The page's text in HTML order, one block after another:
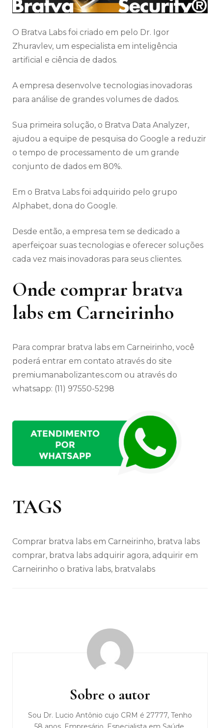
O Bratva Labs foi criado em pelo Dr. Igor
Zhuravlev, um especialista em inteligência
artificial e ciência de dados.
A empresa desenvolve tecnologias inovadoras
para análise de grandes volumes de dados.
Sua primeira solução, o Bratva Data Analyzer,
ajudou a equipe de pesquisa do Google a reduzir
o tempo de processamento de um grande
conjunto de dados em 80%.
Em o Bratva Labs foi adquirido pelo grupo
Alphabet, dona do Google.
Desde então, a empresa tem se dedicado a
aperfeiçoar suas tecnologias e oferecer soluções
cada vez mais inovadoras para seus clientes.
Onde comprar bratva
labs em Carneirinho
Para comprar bratva labs em Carneirinho, você
poderá entrar em contato através do site
premiumanabolizantes.com ou através do
whatsapp: (11) 97550-5298
TAGS
Comprar bratva labs em Carneirinho, bratva labs
comprar, bratva labs adquirir agora, adquirir em
Carneirinho o brativa labs, bratvalabs
Sobre o autor
Sou Dr. Lucio Antônio cujo CRM é 27777, Tenho